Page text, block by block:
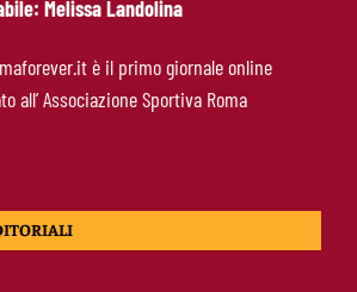
Rensch-Roma, l’occasione cambia tutto:
Gasperini prova il jolly delle fasce
Melissa Landolina
è il primo giornale online
all’ Associazione Sportiva Roma